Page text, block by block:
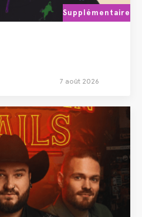
Supplémentaire
7 août 2026